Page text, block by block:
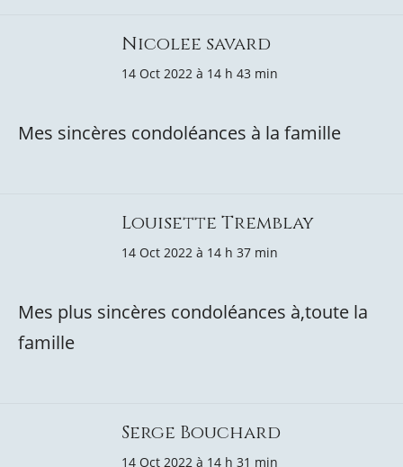
Nicolee savard
14 Oct 2022 à 14 h 43 min
Mes sincères condoléances à la famille
Louisette Tremblay
14 Oct 2022 à 14 h 37 min
Mes plus sincères condoléances à,toute la
famille
Serge Bouchard
14 Oct 2022 à 14 h 31 min